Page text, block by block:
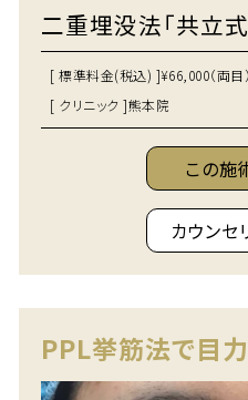
二重埋没法「共立
[ 標準料金(税込) ]¥66,000（両目
[ クリニック ]熊本院
この施
カウンセ
PPL挙筋法で目